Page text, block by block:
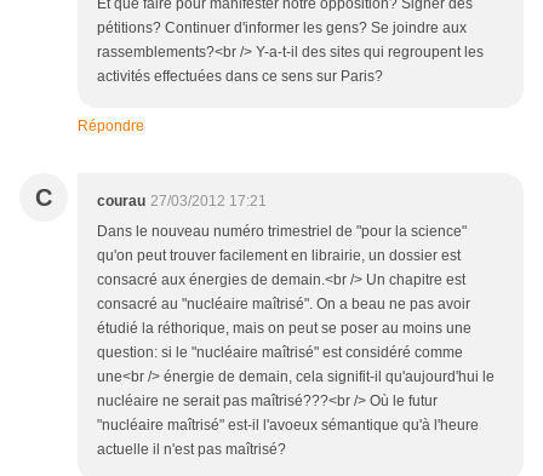
Et que faire pour manifester notre opposition? Signer des
pétitions? Continuer d'informer les gens? Se joindre aux
rassemblements?<br /> Y-a-t-il des sites qui regroupent les
activités effectuées dans ce sens sur Paris?
Répondre
C courau 27/03/2012 17:21
Dans le nouveau numéro trimestriel de "pour la science"
qu'on peut trouver facilement en librairie, un dossier est
consacré aux énergies de demain.<br /> Un chapitre est
consacré au "nucléaire maîtrisé". On a beau ne pas avoir
étudié la réthorique, mais on peut se poser au moins une
question: si le "nucléaire maîtrisé" est considéré comme
une<br /> énergie de demain, cela signifit-il qu'aujourd'hui le
nucléaire ne serait pas maîtrisé???<br /> Où le futur
"nucléaire maîtrisé" est-il l'avoeux sémantique qu'à l'heure
actuelle il n'est pas maîtrisé?